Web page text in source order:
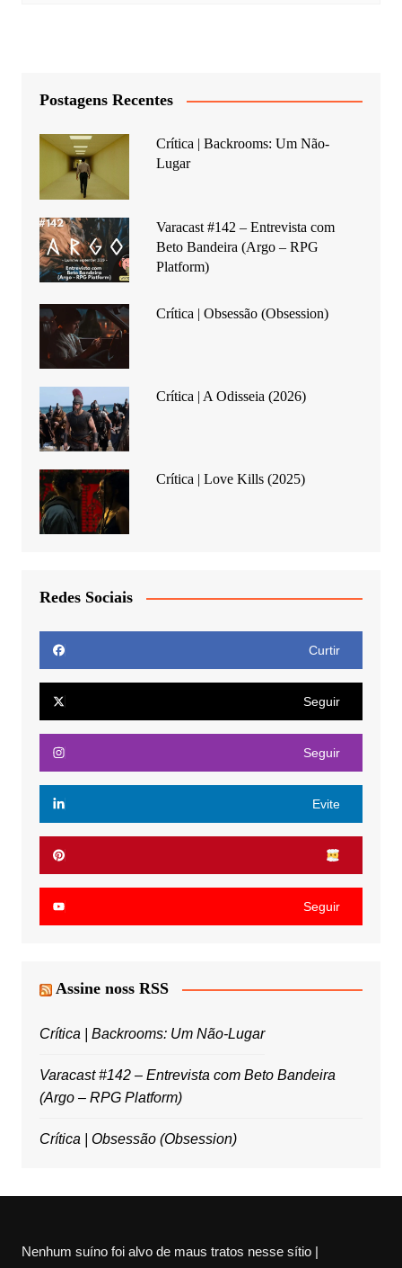
Postagens Recentes
Crítica | Backrooms: Um Não-
Lugar
Varacast #142 – Entrevista com
Beto Bandeira (Argo – RPG
Platform)
Crítica | Obsessão (Obsession)
Crítica | A Odisseia (2026)
Crítica | Love Kills (2025)
Redes Sociais
Curtir
Seguir
Seguir
Evite
Seguir
Assine noss RSS
Crítica | Backrooms: Um Não-Lugar
Varacast #142 – Entrevista com Beto Bandeira
(Argo – RPG Platform)
Crítica | Obsessão (Obsession)
Nenhum suíno foi alvo de maus tratos nesse sítio |